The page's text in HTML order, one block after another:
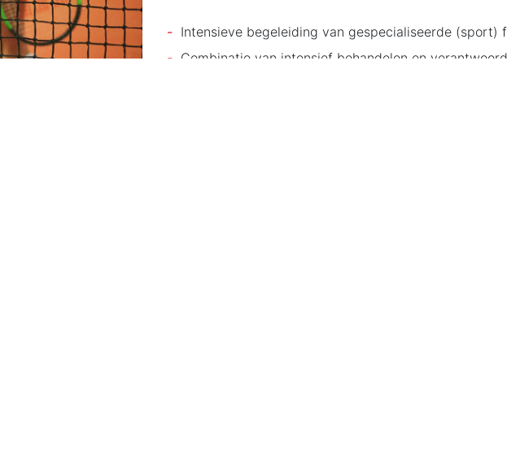
Intensieve begeleiding van gespecialiseerde (sport)
Combinatie van intensief behandelen en